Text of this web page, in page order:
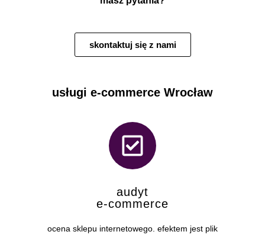
skontaktuj się z nami
usługi e-commerce Wrocław
audyt
e-commerce
ocena sklepu internetowego. efektem jest plik